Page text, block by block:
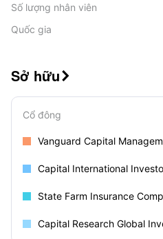
Số lượng nhân viên
Quốc gia
Sở hữu 
Cổ đông
Vanguard Capital
Capital International
State Farm Insurance
Capital Research Global